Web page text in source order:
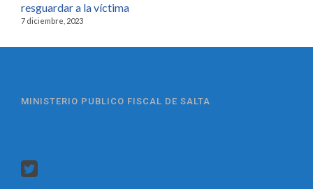
resguardar a la víctima
7 diciembre, 2023
MINISTERIO PUBLICO FISCAL DE SALTA